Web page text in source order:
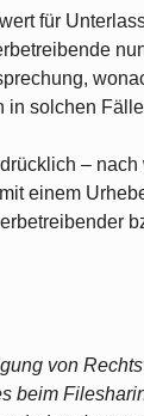
für
in solchen
–
einem
von
beim